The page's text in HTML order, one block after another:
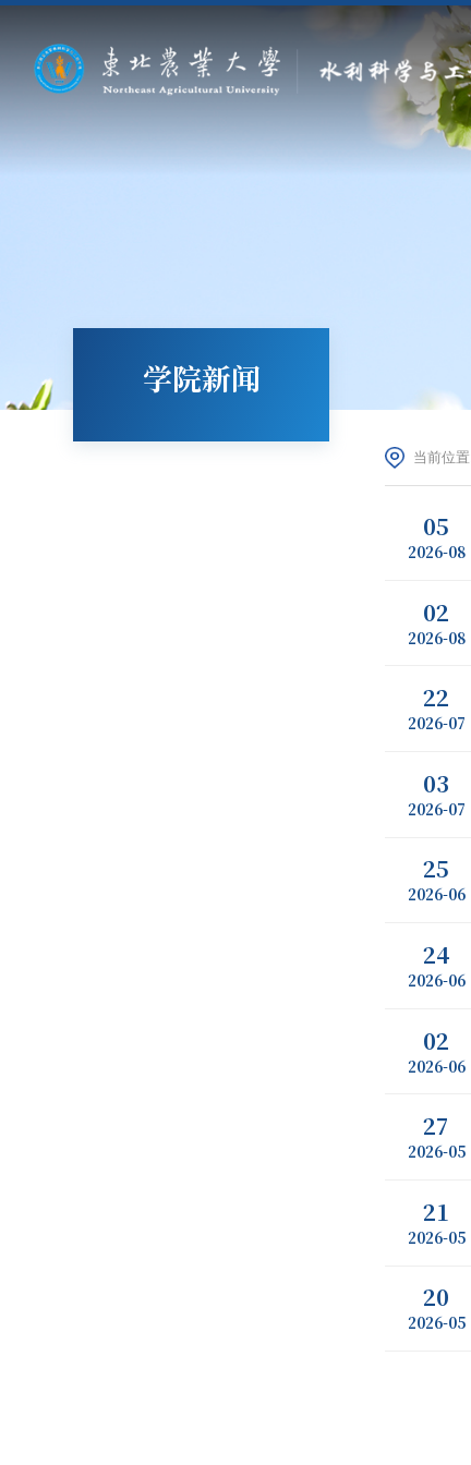
学院新闻
当前位
05
2026-08
02
2026-08
22
2026-07
03
2026-07
25
2026-06
24
2026-06
02
2026-06
27
2026-05
21
2026-05
20
2026-05